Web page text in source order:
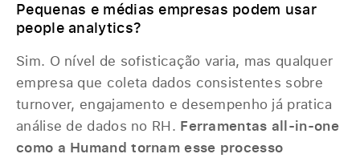
Pequenas e médias empresas podem usar
people analytics?
Sim. O nível de sofisticação varia, mas qualquer
empresa que coleta dados consistentes sobre
turnover, engajamento e desempenho já pratica
análise de dados no RH. Ferramentas all-in-one
como a Humand tornam esse processo